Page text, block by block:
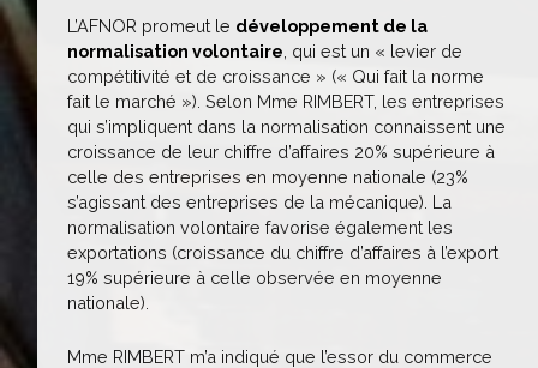
L’AFNOR promeut le développement de la
normalisation volontaire , qui est un « levier de
compétitivité et de croissance » (« Qui fait la norme
fait le marché »). Selon Mme RIMBERT, les entreprises
qui s’impliquent dans la normalisation connaissent une
croissance de leur chiffre d’affaires 20% supérieure à
celle des entreprises en moyenne nationale (23%
s’agissant des entreprises de la mécanique). La
normalisation volontaire favorise également les
exportations (croissance du chiffre d’affaires à l’export
19% supérieure à celle observée en moyenne
nationale).
Mme RIMBERT m’a indiqué que l’essor du commerce